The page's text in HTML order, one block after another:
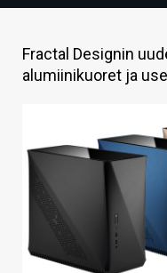
TIETOA
HAKU
Fractal Designin
alumiinikuoret ja